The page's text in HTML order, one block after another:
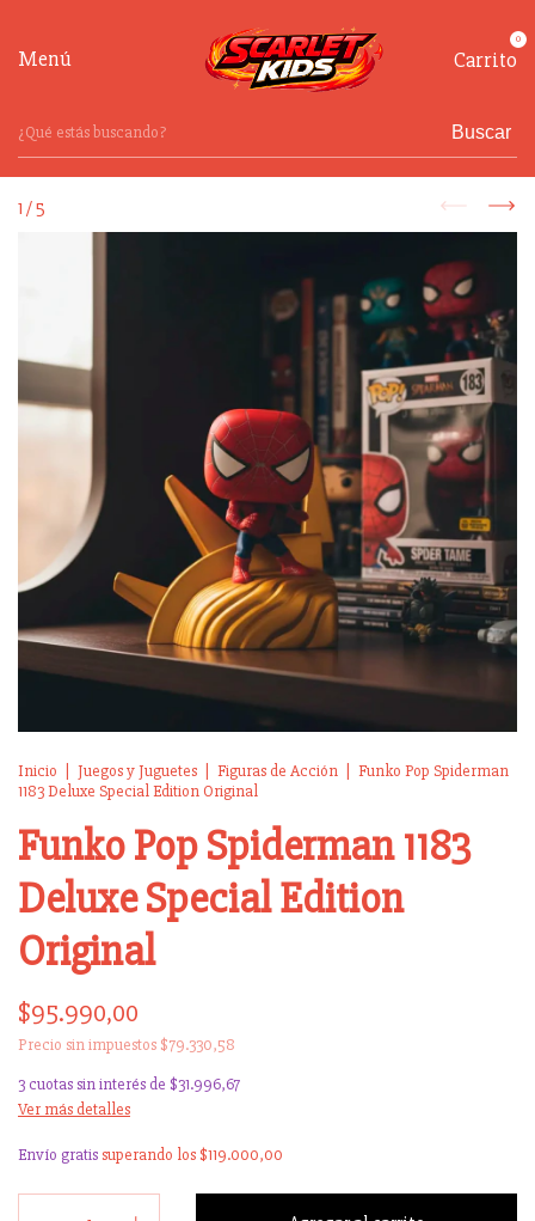
Menú Carrito
0
Buscar
1 /5
Inicio Juegos y Juguetes Figuras de Acción
Funko Pop Spiderman
1183 Deluxe Special Edition Original
Funko Pop Spiderman 1183
Deluxe Special Edition
Original
$95.990,00
Precio sin impuestos $79.330,58
3 cuotas sin interés de $31.996,67
Ver más detalles
Envío gratissuperando los$119.000,00